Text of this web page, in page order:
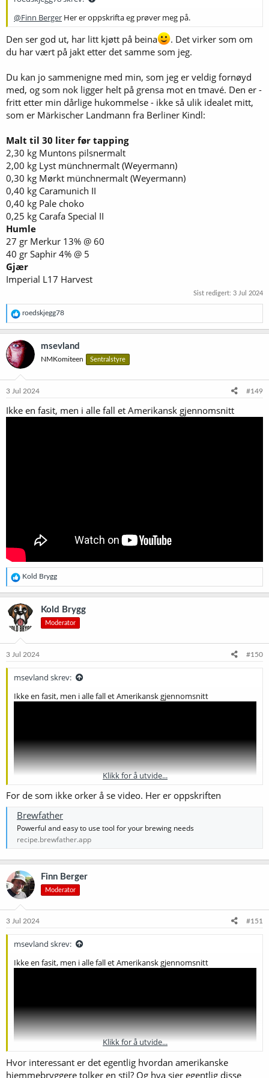
@Finn Berger Her er oppskrifta eg prøver meg på.
Den ser god ut, har litt kjøtt på beina
. Det virker som om
du har vært på jakt etter det samme som jeg.
Du kan jo sammenigne med min, som jeg er veldig fornøyd
med, og som nok ligger helt på grensa mot en tmavé. Den er -
fritt etter min dårlige hukommelse - ikke så ulik idealet mitt,
som er Märkischer Landmann fra Berliner Kindl:
Malt til 30 liter før tapping
2,30 kg Muntons pilsnermalt
2,00 kg Lyst münchnermalt (Weyermann)
0,30 kg Mørkt münchnermalt (Weyermann)
0,40 kg Caramunich II
0,40 kg Pale choko
0,25 kg Carafa Special II
Humle
27 gr Merkur 13% @ 60
40 gr Saphir 4% @ 5
Gjær
Imperial L17 Harvest
Sist redigert: 3 Jul 2024
R
e
a
k
s
j
o
e
:
roedskjegg78
msevland
NMKomiteen Sentralstyre
3 Jul 2024 #149
Ikke en fasit, men i alle fall et Amerikansk gjennomsnitt
R
e
a
k
s
j
o
e
Kold Brygg
Kold Brygg
Moderator
3 Jul 2024 #150
msevland skrev:
Ikke en fasit, men i alle fall et Amerikansk gjennomsnitt
Klikk for å utvide...
For de som ikke orker å se video. Her er oppskriften
Brewfather
Powerful and easy to use tool for your brewing needs
recipe.brewfather.app
Finn Berger
Moderator
3 Jul 2024 #151
msevland skrev:
Ikke en fasit, men i alle fall et Amerikansk gjennomsnitt
Klikk for å utvide...
Hvor interessant er det egentlig hvordan amerikanske
hjemmebryggere tolker en stil? Og hva sier egentlig disse